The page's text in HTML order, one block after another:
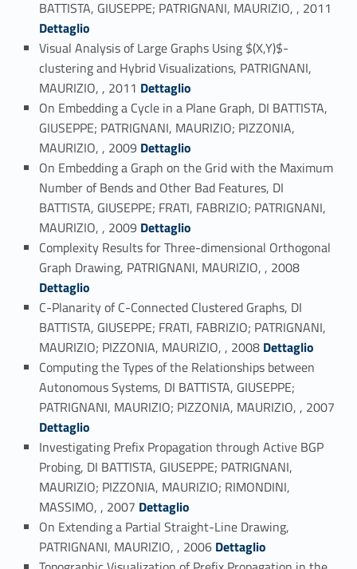
BATTISTA, GIUSEPPE; PATRIGNANI, MAURIZIO, , 2011
Dettaglio
Visual Analysis of Large Graphs Using $(X,Y)$-
clustering and Hybrid Visualizations, PATRIGNANI,
MAURIZIO, , 2011 Link identifier #identifier_person_14832-45
Dettaglio
On Embedding a Cycle in a Plane Graph, DI BATTISTA,
GIUSEPPE; PATRIGNANI, MAURIZIO; PIZZONIA,
MAURIZIO, , 2009 Link identifier #identifier_person_196121-46
Dettaglio
On Embedding a Graph on the Grid with the Maximum
Number of Bends and Other Bad Features, DI
BATTISTA, GIUSEPPE; FRATI, FABRIZIO; PATRIGNANI,
MAURIZIO, , 2009 Link identifier #identifier_person_188447-47
Dettaglio
Complexity Results for Three-dimensional Orthogonal
Graph Drawing, PATRIGNANI, MAURIZIO, , 2008Link identifier #identifier_person_12209-48
Dettaglio
C-Planarity of C-Connected Clustered Graphs, DI
BATTISTA, GIUSEPPE; FRATI, FABRIZIO; PATRIGNANI,
MAURIZIO; PIZZONIA, MAURIZIO, , 2008Link identifier #identifier_person_72483-49
Dettaglio
Computing the Types of the Relationships between
Autonomous Systems, DI BATTISTA, GIUSEPPE;
PATRIGNANI, MAURIZIO; PIZZONIA, MAURIZIO, , 2007
Dettaglio
Investigating Prefix Propagation through Active BGP
Probing, DI BATTISTA, GIUSEPPE; PATRIGNANI,
MAURIZIO; PIZZONIA, MAURIZIO; RIMONDINI,
MASSIMO, , 2007 Link identifier #identifier_person_819-51
Dettaglio
On Extending a Partial Straight-Line Drawing,
PATRIGNANI, MAURIZIO, , 2006 Link identifier #identifier_person_106380-52
Dettaglio